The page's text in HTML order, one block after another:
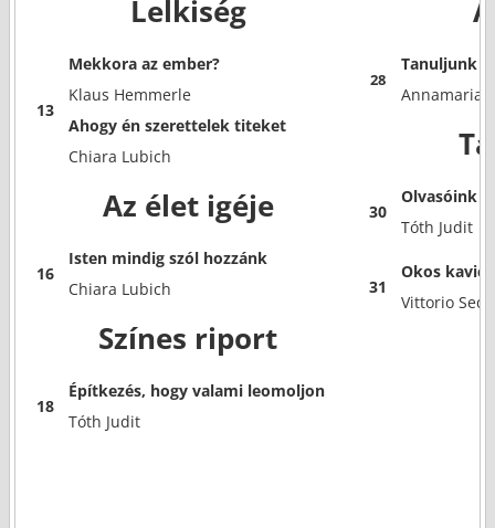
Lelkiség
13
Mekkora az ember?
Klaus Hemmerle
Ahogy én szerettelek titeket
Chiara Lubich
Az élet igéje
16
Isten mindig szól hozzánk
Chiara Lubich
Színes riport
18
Építkezés, hogy valami leomoljon
Tóth Judit
28
Tanuljunk
Annamaria
30
Olvasóink
Tóth Judit
31
Okos kavics
Vittorio